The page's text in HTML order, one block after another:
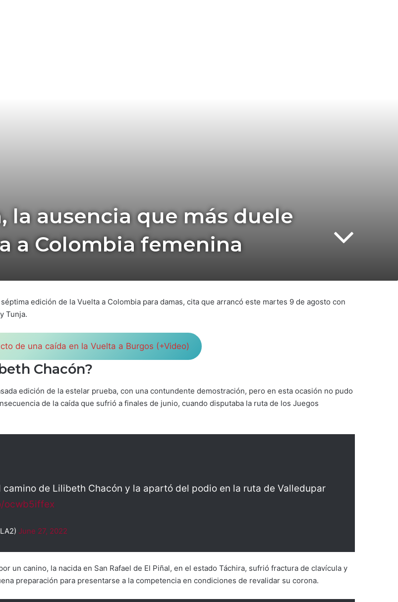
la ausencia que más duele
a Colombia femenina
edición de la Vuelta a Colombia para damas, cita que arrancó este martes 9 de agosto con
Tunja.
de una caída en la Vuelta a Burgos (+Video)
Chacón?
edición de la estelar prueba, con una contundente demostración, pero en esta ocasión no pudo
de la caída que sufrió a finales de junio, cuando disputaba la ruta de los Juegos
camino de Lilibeth Chacón y la apartó del podio en la ruta de Valledupar
ocwb5iffex
June 27, 2022
un canino, la nacida en San Rafael de El Piñal, en el estado Táchira, sufrió fractura de clavícula y
preparación para presentarse a la competencia en condiciones de revalidar su corona.